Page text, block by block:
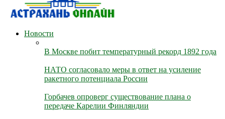
Новости
В Москве побит температурный рекорд 1892 года
НАТО согласовало меры в ответ на усиление
ракетного потенциала России
Горбачев опроверг существование плана о
передаче Карелии Финляндии